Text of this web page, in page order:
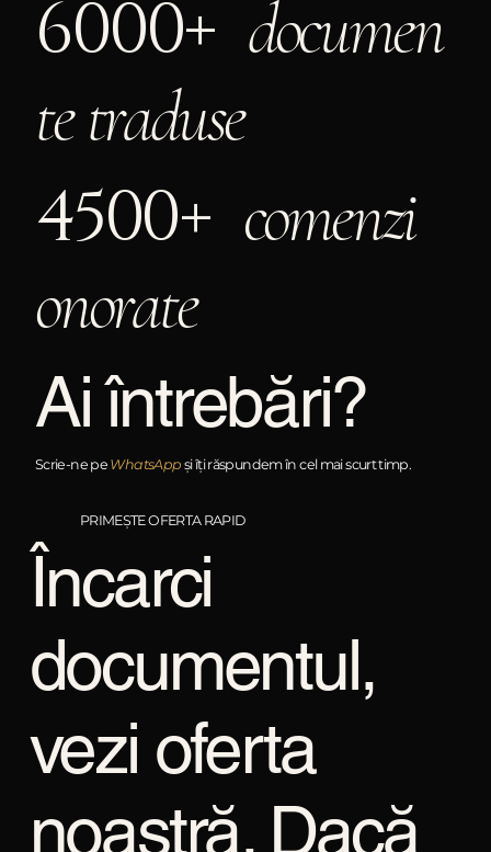
6000+ documen
te traduse
4500+ comenzi
onorate
Ai întrebări?
Scrie-ne pe WhatsApp și îți răspundem în cel mai scurt timp.
PRIMEȘTE OFERTA RAPID
Încarci
documentul,
vezi oferta
noastră. Dacă